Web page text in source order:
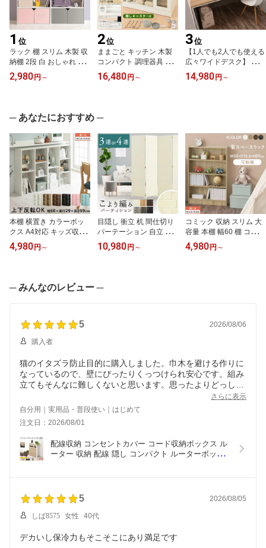
1 位
ラック 棚 スリム 木製 収
納棚 2段 白 おしゃれ カ
ラーボックス 収納 扉付
き 子供部屋 ランドセル
奥行30 キッズ グレー ピ
ンク ホワイト ウォール
ナット オーク 【組立品/
完成品が選べる】 LET30
0248
2,980円 ～
2位
ままごと キッチン 木製
コンパクト 調理器具 セ
ット ごっこ遊び お店屋
さんごっこ おもちゃ 知
チュラル/グレー ETC001
625
16,480円 ～
3位
【1人でも2人でも使える
広々ワイドデスク】 学習
デスク 約 幅160cm キッ
ズデスク 勉強机 シンプ
ワイト/オーク/ウォール
ナット DKS000029
14,980円 ～
─ あなたにおすすめ ─
本棚 横置き カラーボッ
クス A4対応 キッズ収納
オープンラック 棚 収納
棚 シェルフ カウンター
スリム 漫画 雑誌 収納 ホ
ワイト/ブラック/オーク
4,980円 ～
目隠し 衝立 机 間仕切り
パーテーション 自立 3連/
4連 幅180 cm オフィス
テレワーク 遮光 日よけ
10,980円 ～
コミック 収納 スリム 大
容量 本棚 幅60 棚 コミッ
クラック 本 収納ラック
スリムラック dvd cd カ
4,980円 ～
─ みんなのレビュー ─
5 2026/08/06
購入者
猫のイタズラ防止目的に購入しました。巾木を避ける作りに
なっているので、壁にぴったりくっつけられ安心です。組み
立てもそんなに難しくないと思います。思ったよりどっしり
しており、猫も動かせないでしょう。良い商品に巡り合った
と思います。
さらに表示
自分用｜実用品・普段使い｜はじめて
注文日：2026/08/01
配線収納 コンセントカバー コード収納ボックス ル
ーター 収納 配線 隠し コンパクト ルーターボック
5 2026/08/05
しば8575 女性 40代
デカいし保冷力もそこそこにあり満足です